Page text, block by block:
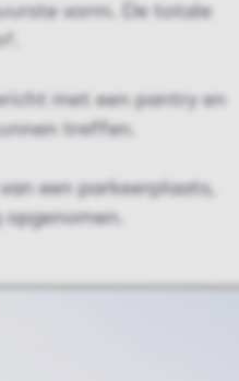
vorm. De totale
met een pantry en
treffen.
een parkeerplaats,